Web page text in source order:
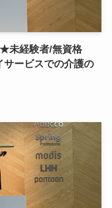
★未経験者/無資格
ービスでの介護の